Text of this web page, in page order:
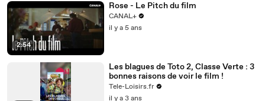
2:54
Rose - Le Pitch du film
CANAL+
il y a 5 ans
Les blagues de Toto 2, Classe Verte : 3
bonnes raisons de voir le film !
Tele-Loisirs.fr
il y a 3 ans